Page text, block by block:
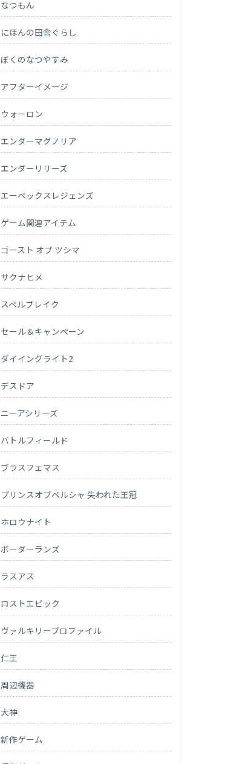
なつもん
にほんの田舎ぐらし
ぼくのなつやすみ
アフターイメージ
ウォーロン
エンダーマグノリア
エンダーリリーズ
エーペックスレジェンズ
ゲーム関連アイテム
ゴースト オブ ツシマ
サクナヒメ
スペルブレイク
セール＆キャンペーン
ダイイングライト2
デスドア
ニーアシリーズ
バトルフィールド
ブラスフェマス
プリンスオブペルシャ 失われた王冠
ホロウナイト
ボーダーランズ
ラスアス
ロストエピック
ヴァルキリープロファイル
仁王
周辺機器
大神
新作ゲーム